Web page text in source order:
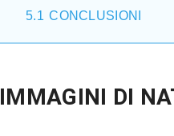
5.1 CONCLUSIONI
IMMAGINI DI